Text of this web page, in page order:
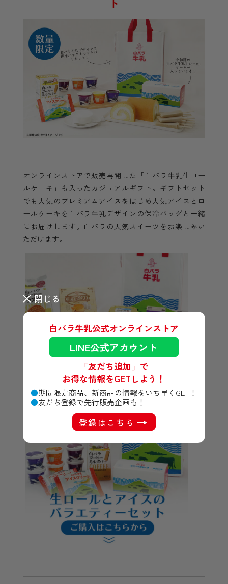
閉じる
白バラ牛乳公式オンラインストア
LINE公式アカウント
「友だち追加」で
お得な情報をGETしよう！
期間限定商品、新商品の情報をいち早くGET！
友だち登録で先行販売企画も！
登録はこちら
オンラインストアで販売再開した「白バラ牛乳生ロー
ルケーキ」も入ったカジュアルギフト。ギフトセット
でも人気のプレミアムアイスをはじめ人気アイスとロ
ールケーキを白バラ牛乳デザインの保冷バッグと一緒
にお届けします。白バラの人気スイーツをお楽しみい
ただけます。